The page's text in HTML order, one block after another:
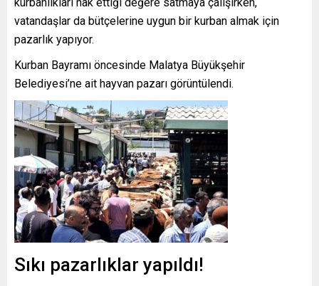
vatandaşlar da bütçelerine uygun bir kurban almak için
pazarlık yapıyor.
Kurban Bayramı öncesinde Malatya Büyükşehir
Belediyesi’ne ait hayvan pazarı görüntülendi.
Sıkı pazarlıklar yapıldı!